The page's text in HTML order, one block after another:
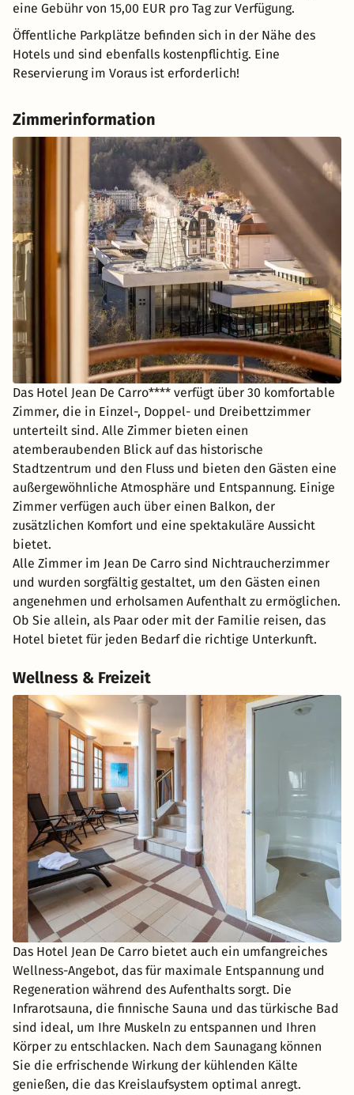
eine Gebühr von 15,00 EUR pro Tag zur Verfügung.
Öffentliche Parkplätze befinden sich in der Nähe des
Hotels und sind ebenfalls kostenpflichtig. Eine
Reservierung im Voraus ist erforderlich!
Zimmerinformation
Das Hotel Jean De Carro**** verfügt über 30 komfortable
Zimmer, die in Einzel-, Doppel- und Dreibettzimmer
unterteilt sind. Alle Zimmer bieten einen
atemberaubenden Blick auf das historische
Stadtzentrum und den Fluss und bieten den Gästen eine
außergewöhnliche Atmosphäre und Entspannung. Einige
Zimmer verfügen auch über einen Balkon, der
zusätzlichen Komfort und eine spektakuläre Aussicht
bietet.
Alle Zimmer im Jean De Carro sind Nichtraucherzimmer
und wurden sorgfältig gestaltet, um den Gästen einen
angenehmen und erholsamen Aufenthalt zu ermöglichen.
Ob Sie allein, als Paar oder mit der Familie reisen, das
Hotel bietet für jeden Bedarf die richtige Unterkunft.
Wellness & Freizeit
Das Hotel Jean De Carro bietet auch ein umfangreiches
Wellness-Angebot, das für maximale Entspannung und
Regeneration während des Aufenthalts sorgt. Die
Infrarotsauna, die finnische Sauna und das türkische Bad
sind ideal, um Ihre Muskeln zu entspannen und Ihren
Körper zu entschlacken. Nach dem Saunagang können
Sie die erfrischende Wirkung der kühlenden Kälte
genießen, die das Kreislaufsystem optimal anregt.